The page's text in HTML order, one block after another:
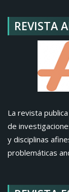
REVISTA
La revista
de
y disciplinas
problemáticas